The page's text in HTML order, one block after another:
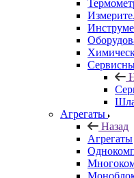
Агрегаты
Назад
Агрегаты